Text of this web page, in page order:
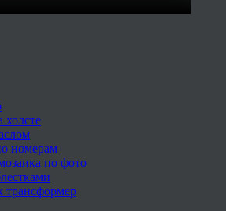
холсте
номерам
по фото
трансформер